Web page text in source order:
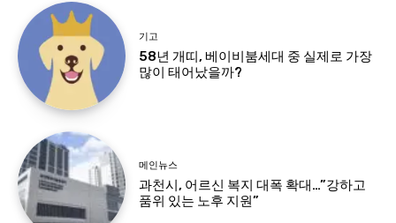
기고
58년 개띠, 베이비붐세대 중 실제로 가장
많이 태어났을까?
메인뉴스
과천시, 어르신 복지 대폭 확대…”강하고
품위 있는 노후 지원”